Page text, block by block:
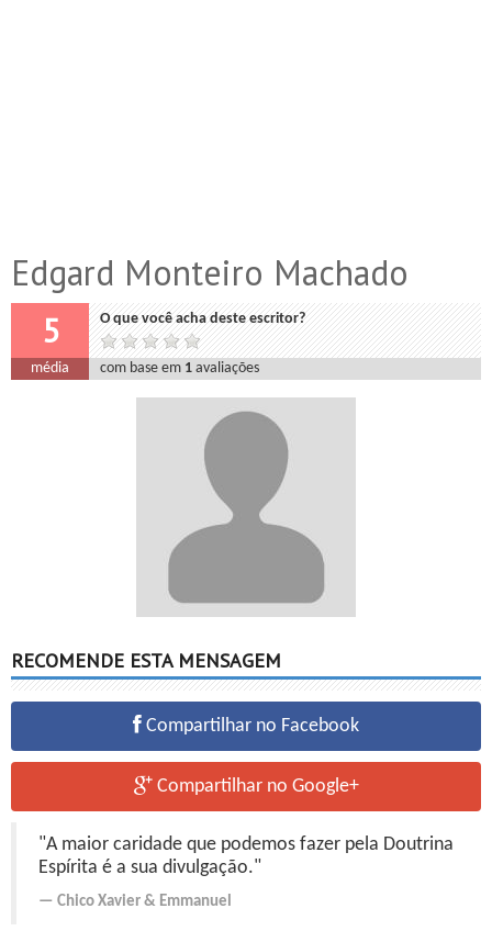
Edgard Monteiro Machado
5 O que você acha deste escritor?
média com base em 1 avaliações
RECOMENDE ESTA MENSAGEM
Compartilhar no Facebook
Compartilhar no Google+
"A maior caridade que podemos fazer pela Doutrina
Espírita é a sua divulgação."
Chico Xavier & Emmanuel